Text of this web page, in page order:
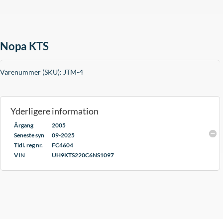
Nopa KTS
Varenummer (SKU): JTM-4
Yderligere information
Årgang
2005
Seneste syn
09-2025
Tidl. reg nr.
FC4604
VIN
UH9KTS220C6NS1097